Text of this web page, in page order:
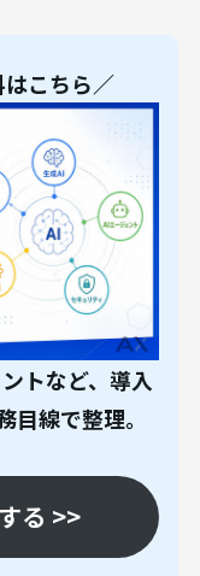
こちら／
トなど、導入
線で整理。
る >>